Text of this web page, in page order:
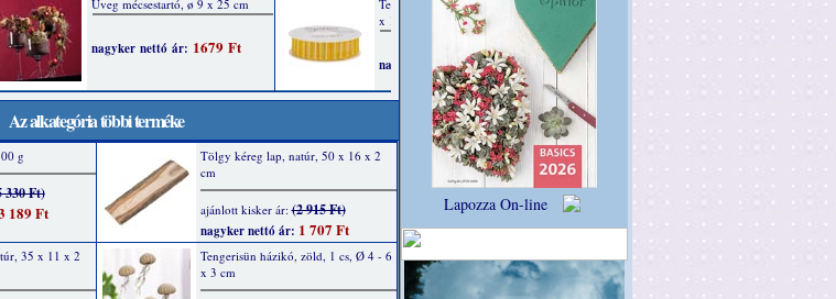
Az alkategória többi terméke
g
330 Ft)
189 Ft
Tölgy kéreg lap, natúr, 50 x 16 x 2
cm
ajánlott kisker ár:(2 915 Ft)
nagyker nettó ár: 1 707 Ft
35 x 11 x 2
Tengerisün házikó, zöld, 1 cs, Ø 4 - 6
x 3 cm
Lapozza On-line